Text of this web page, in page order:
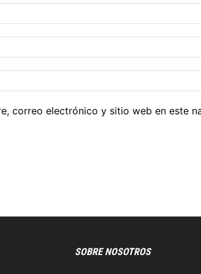
correo electrónico y sitio web en este
SOBRE NOSOTROS